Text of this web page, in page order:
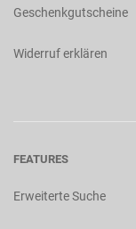
Geschenkgutscheine
Widerruf erklären
FEATURES
Erweiterte Suche